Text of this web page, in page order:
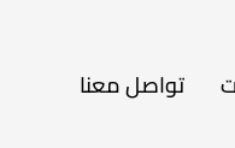
تواصل معنا